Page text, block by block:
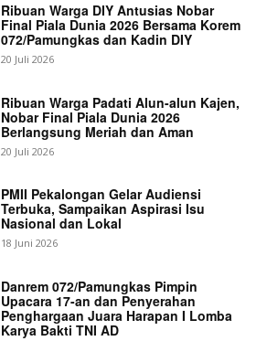
Ribuan Warga DIY Antusias Nobar
Final Piala Dunia 2026 Bersama Korem
072/Pamungkas dan Kadin DIY
20 Juli 2026
Ribuan Warga Padati Alun-alun Kajen,
Nobar Final Piala Dunia 2026
Berlangsung Meriah dan Aman
20 Juli 2026
PMII Pekalongan Gelar Audiensi
Terbuka, Sampaikan Aspirasi Isu
Nasional dan Lokal
18 Juni 2026
Danrem 072/Pamungkas Pimpin
Upacara 17-an dan Penyerahan
Penghargaan Juara Harapan I Lomba
Karya Bakti TNI AD